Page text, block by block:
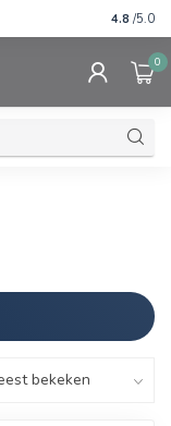
Gratis
4.8 /5.0
0